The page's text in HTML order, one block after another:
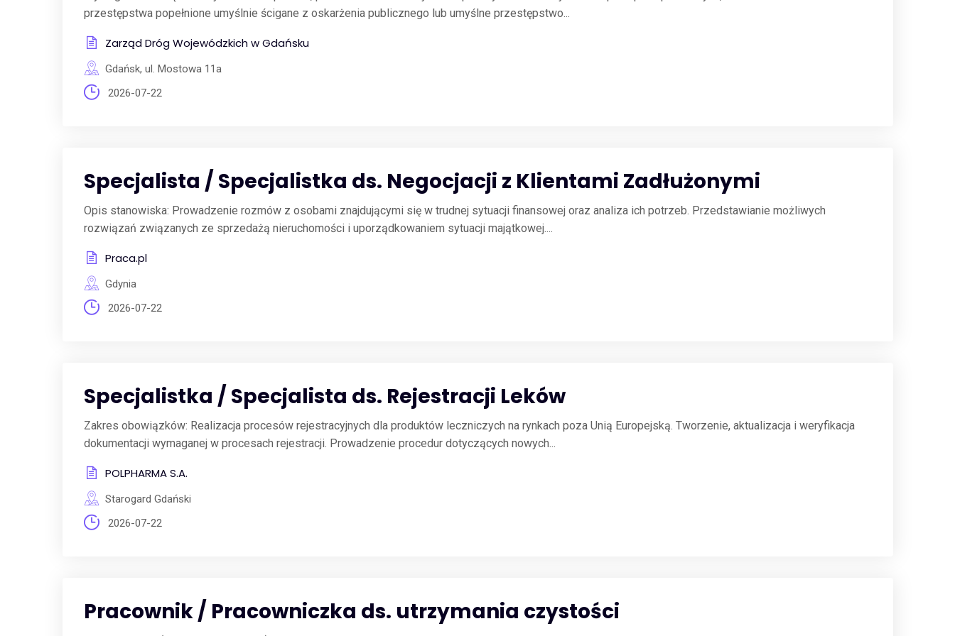
przestępstwa popełnione umyślnie ścigane z oskarżenia publicznego lub umyślne przestępstwo...
Zarząd Dróg Wojewódzkich w Gdańsku
Gdańsk, ul. Mostowa 11a
2026-07-22
Specjalista / Specjalistka ds. Negocjacji z Klientami Zadłużonymi
Opis stanowiska: Prowadzenie rozmów z osobami znajdującymi się w trudnej sytuacji finansowej oraz analiza ich potrzeb. Przedstawianie możliwych
rozwiązań związanych ze sprzedażą nieruchomości i uporządkowaniem sytuacji majątkowej....
Praca.pl
Gdynia
2026-07-22
Specjalistka / Specjalista ds. Rejestracji Leków
Zakres obowiązków: Realizacja procesów rejestracyjnych dla produktów leczniczych na rynkach poza Unią Europejską. Tworzenie, aktualizacja i weryfikacja
dokumentacji wymaganej w procesach rejestracji. Prowadzenie procedur dotyczących nowych...
POLPHARMA S.A.
Starogard Gdański
2026-07-22
Pracownik / Pracowniczka ds. utrzymania czystości